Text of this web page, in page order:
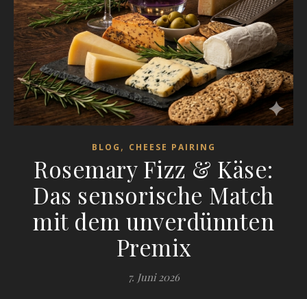
BLOG , CHEESE PAIRING
Rosemary Fizz & Käse:
Das sensorische Match
mit dem unverdünnten
Premix
7. Juni 2026